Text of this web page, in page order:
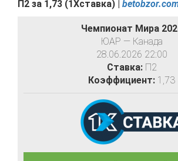
П2 за 1,73 (1Хставка) |
Чемпионат Мира
ЮАР — Канада
28.06.2026 22:00
Ставка:П2
Коэффициент: 1,73